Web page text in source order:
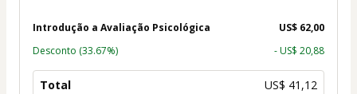
Introdução a Avaliação Psicológica
US$ 62,00
Desconto (33.67%) - US$ 20,88
Total US$ 41,12